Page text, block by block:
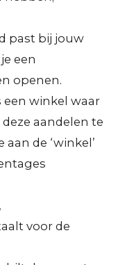
past bij jouw
een
openen.
een winkel waar
aandelen te
de ‘winkel’
voor de